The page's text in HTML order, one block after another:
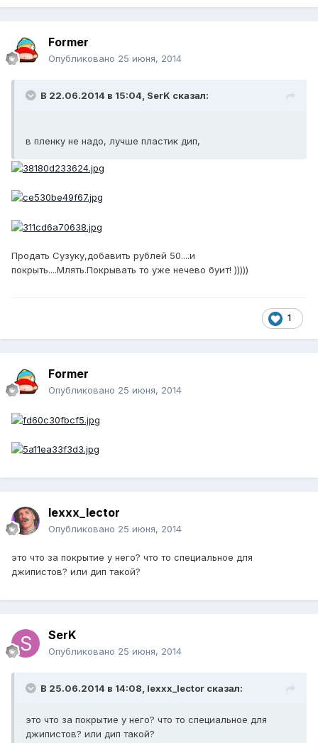
Former
Опубликовано 25 июня, 2014
В 22.06.2014 в 15:04, SerK сказал:
в пленку не надо, лучше пластик дип,
Продать Сузуку,добавить рублей 50....и
покрыть....Млять.Покрывать то уже нечево буит! )))))
1
Former
Опубликовано 25 июня, 2014
lexxx_lector
Опубликовано 25 июня, 2014
это что за покрытие у него? что то специальное для
джипистов? или дип такой?
SerK
Опубликовано 25 июня, 2014
В 25.06.2014 в 14:08, lexxx_lector сказал:
это что за покрытие у него? что то специальное для
джипистов? или дип такой?